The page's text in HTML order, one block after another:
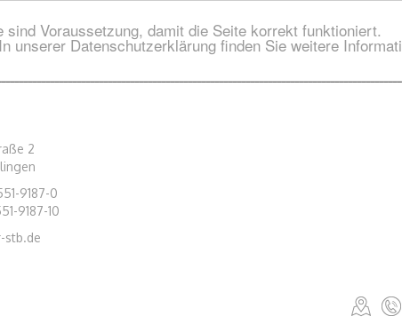
Voraussetzung, damit die Seite korrekt funktioniert.
Datenschutzerklärung finden Sie weitere
2
9187-0
9187-10
stb.de